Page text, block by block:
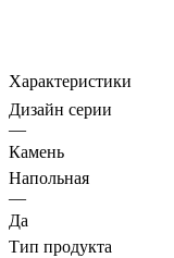
Характеристики
Дизайн серии
—
Камень
Напольная
—
Да
Тип продукта